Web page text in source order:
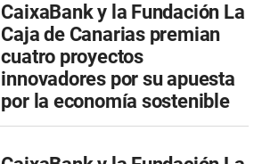
CaixaBank y la Fundación La
Caja de Canarias premian
cuatro proyectos
innovadores por su apuesta
por la economía sostenible